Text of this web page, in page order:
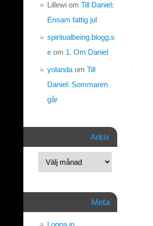
Lillewi om Till Daniel:
Ensam fattig jul
spiritualbeing.blogg.s
e om 1. Om Daniel
yolanda om Till
Daniel: Sommaren
går
Arkiv
Meta